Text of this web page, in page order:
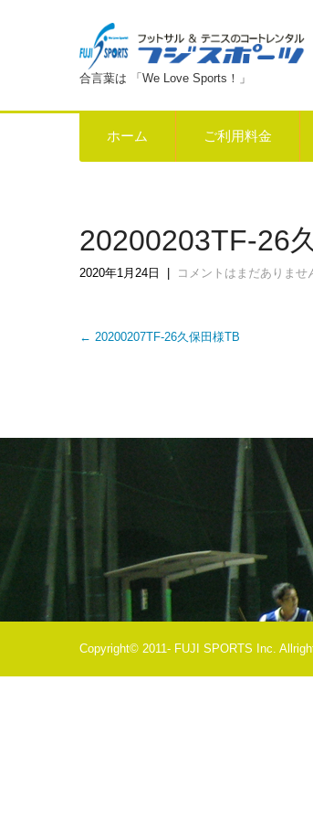
合言葉は 「We Love Sports！」
ホーム ご利用料金
20200203TF-26
2020年1月24日 コメントはまだありませ
Post
← 20200207TF-26久保田様TB
Copyright© 2011- FUJI SPORTS Inc.